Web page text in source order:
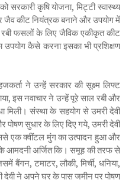
सरकारी कृषि योजना, मिट्टी स्वास्थ्य
जैव कीट नियंत्रक बनाने और उपयोग में
रबी फसलों के लिए जैविक एकीकृत कीट
उपयोग कैसे करना इसका भी प्रशिक्षण
ने उन्हें सरकार की सूक्ष्म लिफ्ट
इस नवाचार ने उन्हें पूरे साल रबी और
संस्था के सहयोग से उमरी देवी
सुधार के लिए दिए गये, उमरी देवी
एक क्वींटल मुंग का उत्पादन हुआ और
आमदनी अर्जित कि। समूह की तरफ से
बैंगन, टमाटर, लौकी, मिर्ची, धनिया,
देवी ने अपने घर के पास जमीन पर पोषण